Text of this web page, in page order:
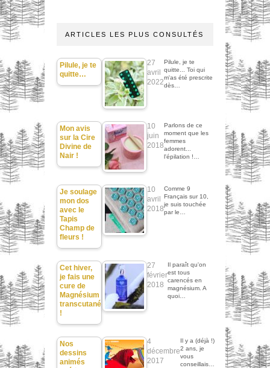
ARTICLES LES PLUS CONSULTÉS
Pilule, je te
quitte…
27
avril
2022
Pilule, je te
quitte... Toi qui
m'as été prescrite
dès…
Mon avis
sur la Cire
Divine de
Nair !
10
juin
2018
Parlons de ce
moment que les
femmes
adorent...
l'épilation !…
Je soulage
mon dos
avec le
Tapis
Champ de
fleurs !
10
avril
2018
Comme 9
Français sur 10,
je suis touchée
par le…
Cet hiver,
je fais une
cure de
Magnésium
transcutané
!
27
février
2018
Il paraît qu'on
est tous
carencés en
magnésium. A
quoi…
Nos
dessins
animés
4
décembre
2017
Il y a (déjà !)
2 ans, je
vous
conseillais…